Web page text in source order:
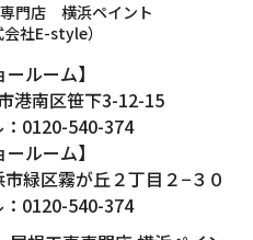
門店 横浜ペイント
会社E-style）
ールーム】
港南区笹下3-12-15
0120-540-374
ールーム】
緑区霧が丘２丁目２−３０
0120-540-374